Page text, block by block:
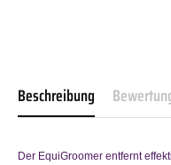
Beschreibung
Der EquiGroomer entfernt